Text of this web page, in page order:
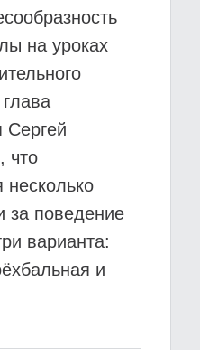
на уроках
что
несколько
за поведение
варианта:
и